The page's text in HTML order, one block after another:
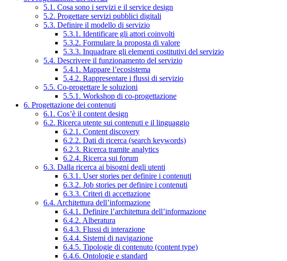
5.1. Cosa sono i servizi e il service design
5.2. Progettare servizi pubblici digitali
5.3. Definire il modello di servizio
5.3.1. Identificare gli attori coinvolti
5.3.2. Formulare la proposta di valore
5.3.3. Inquadrare gli elementi costitutivi del servizio
5.4. Descrivere il funzionamento del servizio
5.4.1. Mappare l’ecosistema
5.4.2. Rappresentare i flussi di servizio
5.5. Co-progettare le soluzioni
5.5.1. Workshop di co-progettazione
6. Progettazione dei contenuti
6.1. Cos’è il content design
6.2. Ricerca utente sui contenuti e il linguaggio
6.2.1. Content discovery
6.2.2. Dati di ricerca (search keywords)
6.2.3. Ricerca tramite analytics
6.2.4. Ricerca sui forum
6.3. Dalla ricerca ai bisogni degli utenti
6.3.1. User stories per definire i contenuti
6.3.2. Job stories per definire i contenuti
6.3.3. Criteri di accettazione
6.4. Architettura dell’informazione
6.4.1. Definire l’architettura dell’informazione
6.4.2. Alberatura
6.4.3. Flussi di interazione
6.4.4. Sistemi di navigazione
6.4.5. Tipologie di contenuto (content type)
6.4.6. Ontologie e standard